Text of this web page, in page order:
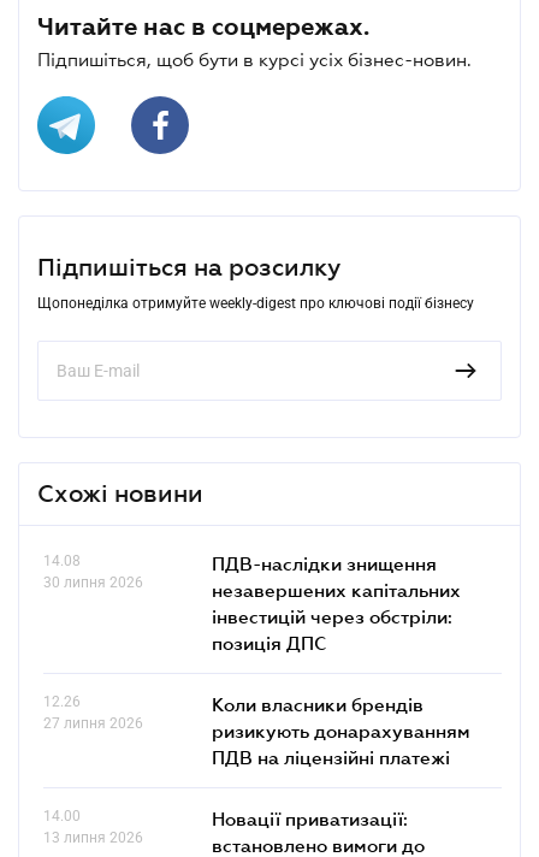
Читайте нас в соцмережах.
Підпишіться, щоб бути в курсі усіх бізнес-новин.
Підпишіться на розсилку
Щопонеділка отримуйте weekly-digest про ключові події бізнесу
Схожі новини
14.08
30 липня 2026
ПДВ-наслідки знищення
незавершених капітальних
інвестицій через обстріли:
позиція ДПС
12.26
27 липня 2026
Коли власники брендів
ризикують донарахуванням
ПДВ на ліцензійні платежі
14.00
13 липня 2026
Новації приватизації:
встановлено вимоги до